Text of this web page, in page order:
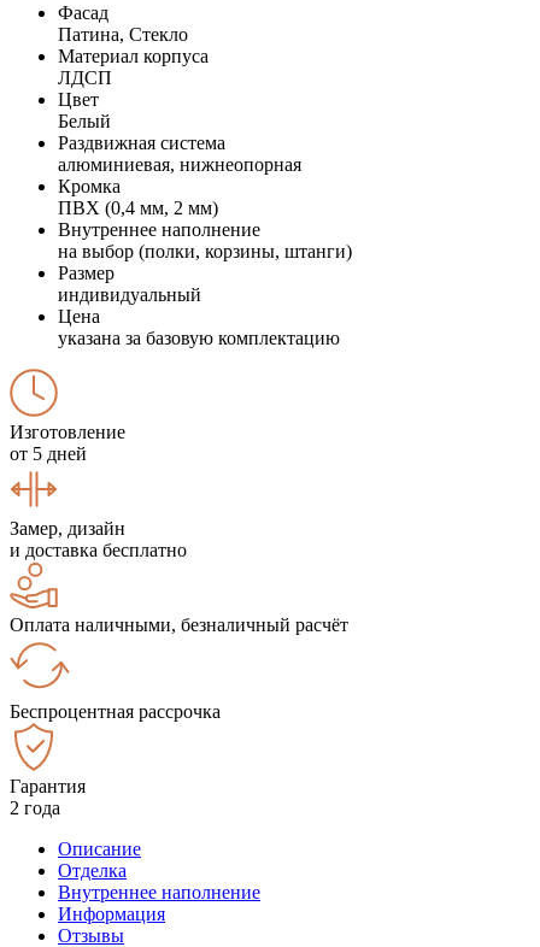
Фасад
Патина, Стекло
Материал корпуса
ЛДСП
Цвет
Белый
Раздвижная система
алюминиевая, нижнеопорная
Кромка
ПВХ (0,4 мм, 2 мм)
Внутреннее наполнение
на выбор (полки, корзины, штанги)
Размер
индивидуальный
Цена
указана за базовую комплектацию
Изготовление
от 5 дней
Замер, дизайн
и доставка бесплатно
Оплата наличными, безналичный расчёт
Беспроцентная рассрочка
Гарантия
2 года
Описание
Отделка
Внутреннее наполнение
Информация
Отзывы